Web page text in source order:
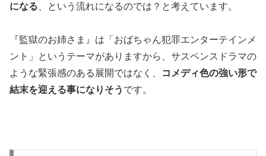
になる 、という流れになるのでは？と考えています。
『監獄のお姉さま』は「おばちゃん犯罪エンターテインメ
ント」というテーマがありますから、サスペンスドラマの
ような緊張感のある展開ではなく、
コメディ色の強い形で
結末を迎える事になりそう です。